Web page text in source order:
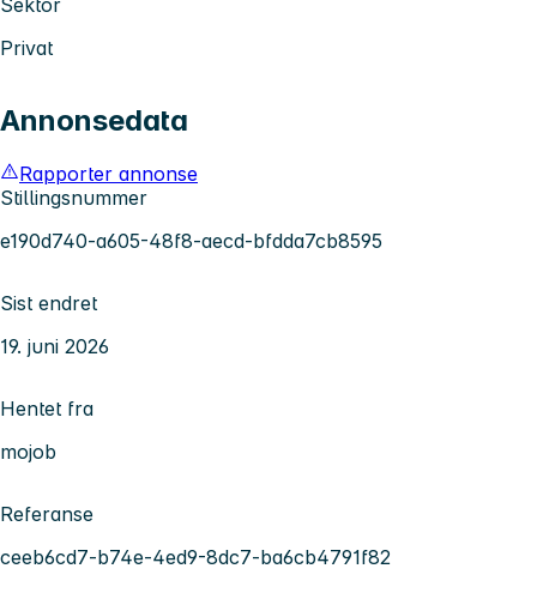
Sektor
Privat
Annonsedata
Rapporter annonse
Stillingsnummer
e190d740-a605-48f8-aecd-bfdda7cb8595
Sist endret
19. juni 2026
Hentet fra
mojob
Referanse
ceeb6cd7-b74e-4ed9-8dc7-ba6cb4791f82